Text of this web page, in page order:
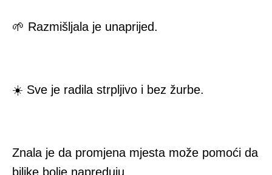
🌱 Razmišljala je unaprijed.
☀️ Sve je radila strpljivo i bez žurbe.
Znala je da promjena mjesta može pomoći da
biljke bolje napreduju.